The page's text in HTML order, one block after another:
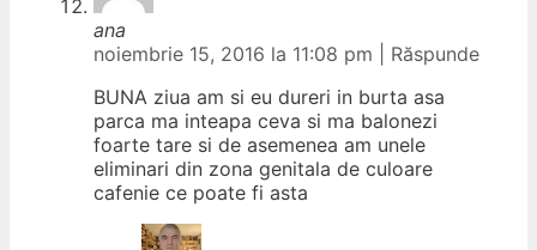
ana
noiembrie 15, 2016 la 11:08 pm
Răspunde
BUNA ziua am si eu dureri in burta asa
parca ma inteapa ceva si ma balonezi
foarte tare si de asemenea am unele
eliminari din zona genitala de culoare
cafenie ce poate fi asta